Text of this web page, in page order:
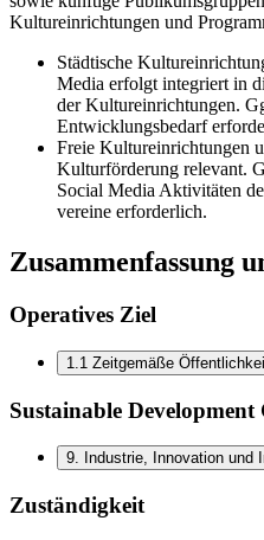
Kultureinrichtungen und
Städtische
Media erfolgt integriert in
der Kultureinrichtungen.
Entwicklungsbedarf
Freie Kultureinrichtungen
Kulturförderung relevant.
Social Media Aktivitäten
vereine erforderlich.
Zusammenfassung
Operatives Ziel
1.1 Zeitgemäße
Sustainable Development
9. Industrie, Innovation und
Zuständigkeit